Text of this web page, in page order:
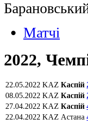
Матчi
2022,
22.05.2022 KAZ Каспій
08.05.2022 KAZ Каспій
27.04.2022 KAZ Каспій
22.04.2022 KAZ Астана